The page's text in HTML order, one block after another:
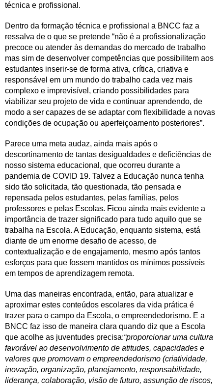
técnica e profissional.
Dentro da formação técnica e profissional a BNCC faz a
ressalva de o que se pretende “não é a profissionalização
precoce ou atender às demandas do mercado de trabalho
mas sim de desenvolver competências que possibilitem aos
estudantes inserir-se de forma ativa, crítica, criativa e
responsável em um mundo do trabalho cada vez mais
complexo e imprevisível, criando possibilidades para
viabilizar seu projeto de vida e continuar aprendendo, de
modo a ser capazes de se adaptar com flexibilidade a novas
condições de ocupação ou aperfeiçoamento posteriores”.
Parece uma meta audaz, ainda mais após o
descortinamento de tantas desigualdades e deficiências de
nosso sistema educacional, que ocorreu durante a
pandemia de COVID 19. Talvez a Educação nunca tenha
sido tão solicitada, tão questionada, tão pensada e
repensada pelos estudantes, pelas famílias, pelos
professores e pelas Escolas. Ficou ainda mais evidente a
importância de trazer significado para tudo aquilo que se
trabalha na Escola. A Educação, enquanto sistema, está
diante de um enorme desafio de acesso, de
contextualização e de engajamento, mesmo após tantos
esforços para que fossem mantidos os mínimos possíveis
em tempos de aprendizagem remota.
Uma das maneiras encontrada, então, para atualizar e
aproximar estes conteúdos escolares da vida prática é
trazer para o campo da Escola, o empreendedorismo. E a
BNCC faz isso de maneira clara quando diz que a Escola
que acolhe as juventudes precisa:“proporcionar uma cultura
favorável ao desenvolvimento de atitudes, capacidades e
valores que promovam o empreendedorismo (criatividade,
inovação, organização, planejamento, responsabilidade,
liderança, colaboração, visão de futuro, assunção de riscos,